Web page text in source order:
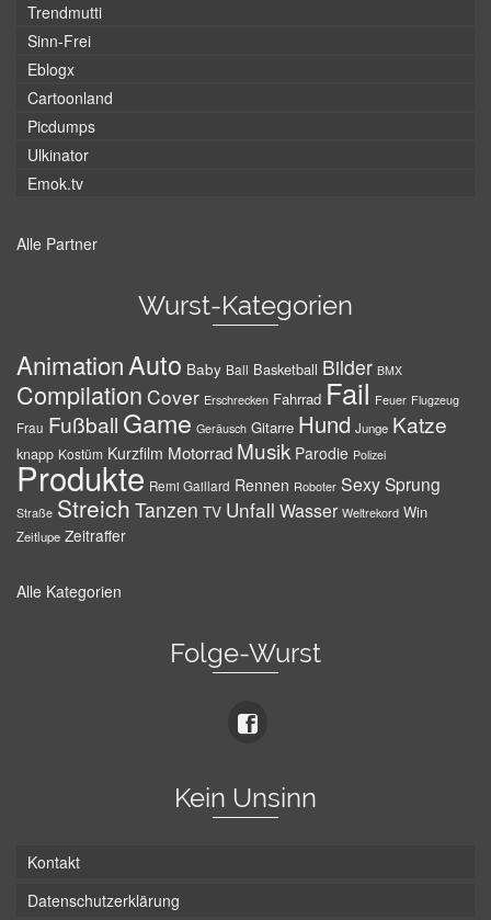
Trendmutti
Sinn-Frei
Eblogx
Cartoonland
Picdumps
Ulkinator
Emok.tv
Alle Partner
Wurst-Kategorien
AnimationAuto Baby Ball Basketball Bilder BMX
Compilation Cover Erschrecken Fahrrad Fail Feuer Flugzeug
Frau Fußball Game Geräusch Gitarre Hund Junge Katze
knapp Kostüm Kurzfilm Motorrad Musik Parodie Polizei
Produkte Remi Gaillard Rennen Roboter SexySprung
Straße Streich Tanzen TV Unfall Wasser Weltrekord Win
Zeitlupe Zeitraffer
Alle Kategorien
Folge-Wurst
Kein Unsinn
Kontakt
Datenschutzerklärung